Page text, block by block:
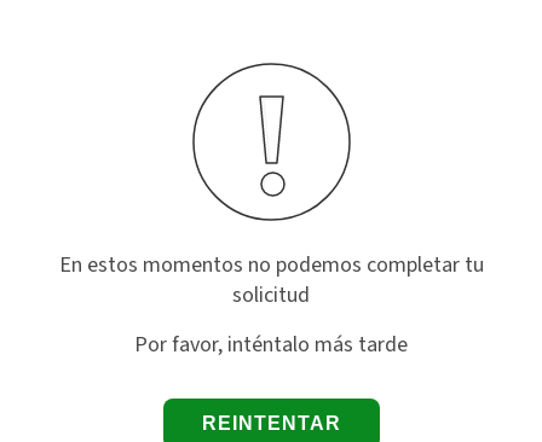
En estos momentos no podemos completar tu
solicitud
Por favor, inténtalo más tarde
REINTENTAR